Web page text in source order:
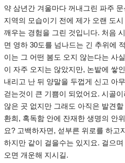
약 삼년간 겨울마다 꺼내그린 파주
지역의 모습이기 전에 제가 오랜 도
깨우는 경험을 그린 것입니다. 처음
면 영하 30도를 넘나드는 긴 추위에
이는 그 어떤 봄도 오지 않는다는 사
이 자주 오지는 않았지만, 논밭에 쌓
내리고 난 뒤 양말을 두껍게 신고 아
걷는것이 큰 기쁨이 되었어요. 시골
않은 곳 없지만 그래도 아직은 발견
환희, 혹독함 안에 잔재한 생명의 안
요? 고백하자면, 섣부른 위로를 하고
하지만 같이 걸을수는 있지요. 걸으
오면 개운해 지시길.